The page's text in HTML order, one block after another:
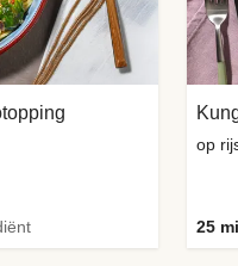
op
25